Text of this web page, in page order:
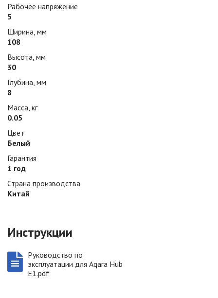
Рабочее напряжение
5
Ширина, мм
108
Высота, мм
30
Глубина, мм
8
Масса, кг
0.05
Цвет
Белый
Гарантия
1 год
Страна производства
Китай
Инструкции
Руководство по
эксплуатации для Aqara Hub
E1.pdf